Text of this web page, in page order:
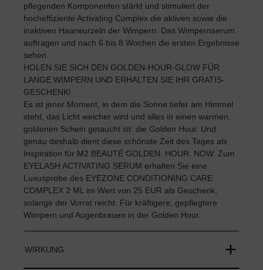
pflegenden Komponenten stärkt und stimuliert der
hocheffiziente Activating Complex die aktiven sowie die
inaktiven Haarwurzeln der Wimpern. Das Wimpernserum
auftragen und nach 6 bis 8 Wochen die ersten Ergebnisse
sehen.
HOLEN SIE SICH DEN GOLDEN-HOUR-GLOW FÜR
LANGE WIMPERN UND ERHALTEN SIE IHR GRATIS-
GESCHENK!
Es ist jener Moment, in dem die Sonne tiefer am Himmel
steht, das Licht weicher wird und alles in einen warmen,
goldenen Schein getaucht ist: die Golden Hour. Und
genau deshalb dient diese schönste Zeit des Tages als
Inspiration für M2 BEAUTÉ GOLDEN. HOUR. NOW. Zum
EYELASH ACTIVATING SERUM erhalten Sie eine
Luxusprobe des EYEZONE CONDITIONING CARE
COMPLEX 2 ML im Wert von 25 EUR als Geschenk,
solange der Vorrat reicht. Für kräftigere, gepflegtere
Wimpern und Augenbrauen in der Golden Hour.
WIRKUNG